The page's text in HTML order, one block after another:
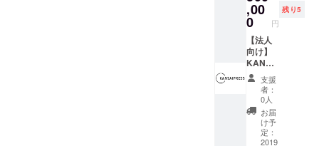
KANSA
IPRESS
の
YouTub
eにもス
ポン
サー枠
で投稿
させて
いただ
きま
す！ 企
業広告
,00
0 円
残り5
【法人
向け】
KANSA
IPRESS
HPバ
ナー広
告 6ヶ
月間
KANSA
IPRESS
支援
者：
0人
お届
け予
定：
2019